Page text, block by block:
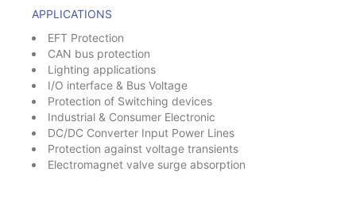
APPLICATIONS
EFT Protection
CAN bus protection
Lighting applications
I/O interface & Bus Voltage
Protection of Switching devices
Industrial & Consumer Electronic
DC/DC Converter Input Power Lines
Protection against voltage transients
Electromagnet valve surge absorption